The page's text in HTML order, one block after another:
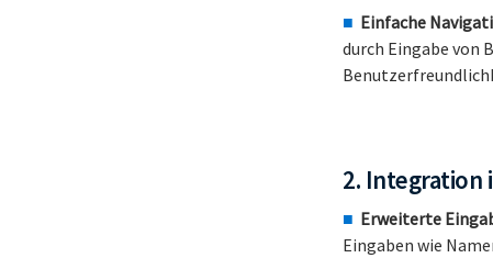
Einfache
durch Eingabe von
2. Integration
Erweiterte
Eingaben wie